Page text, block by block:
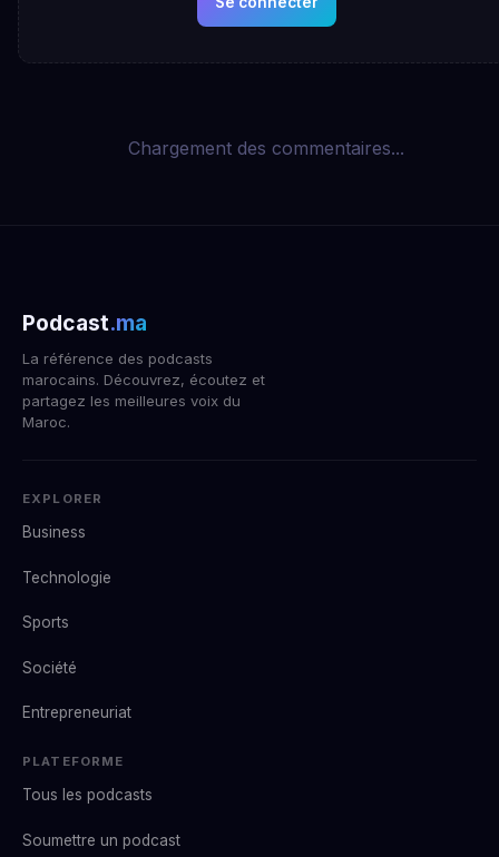
Chargement des commentaires...
Podcast.ma
La référence des podcasts
marocains. Découvrez, écoutez et
partagez les meilleures voix du
Maroc.
EXPLORER
Business
Technologie
Sports
Société
Entrepreneuriat
PLATEFORME
Tous les podcasts
Soumettre un podcast